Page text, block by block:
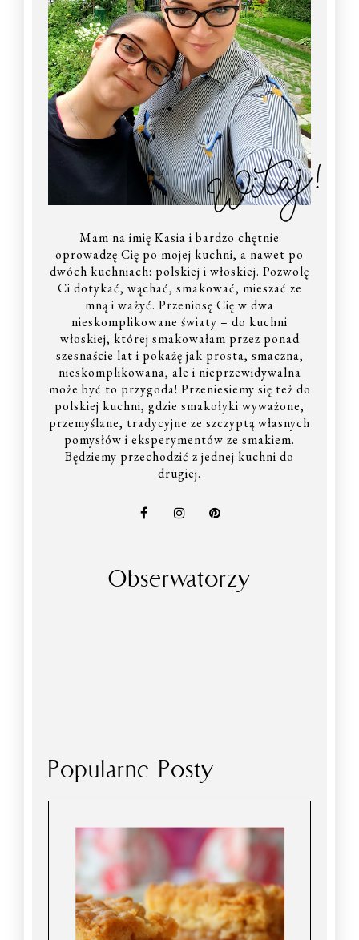
Witaj!
Mam na imię Kasia i bardzo chętnie
oprowadzę Cię po mojej kuchni, a nawet po
dwóch kuchniach: polskiej i włoskiej. Pozwolę
Ci dotykać, wąchać, smakować, mieszać ze
mną i ważyć. Przeniosę Cię w dwa
nieskomplikowane światy – do kuchni
włoskiej, której smakowałam przez ponad
szesnaście lat i pokażę jak prosta, smaczna,
nieskomplikowana, ale i nieprzewidywalna
może być to przygoda! Przeniesiemy się też do
polskiej kuchni, gdzie smakołyki wyważone,
przemyślane, tradycyjne ze szczyptą własnych
pomysłów i eksperymentów ze smakiem.
Będziemy przechodzić z jednej kuchni do
drugiej.
Obserwatorzy
Popularne Posty